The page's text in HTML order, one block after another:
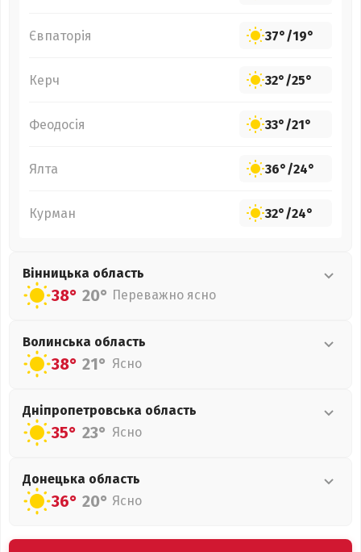
Євпаторія 37°/19°
Керч 32°/25°
Феодосія 33°/21°
Ялта 36°/24°
Курман 32°/24°
Вінницька область
38° 20° Переважно ясно
Волинська область
38° 21° Ясно
Дніпропетровська область
35° 23° Ясно
Донецька область
36° 20° Ясно